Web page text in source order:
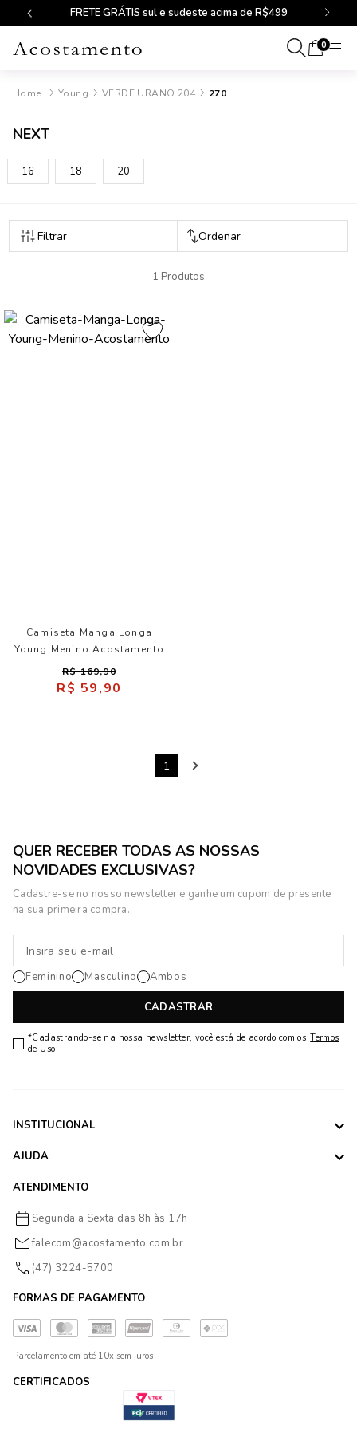
FRETE GRÁTIS sul e sudeste acima de R$499
0
Young VERDE URANO 204 270
NEXT
16 18 20
1 Produtos
Camiseta Manga Longa
Young Menino Acostamento
R$ 169,90
R$ 59,90
1
QUER RECEBER TODAS AS NOSSAS
NOVIDADES EXCLUSIVAS?
Cadastre-se no nosso newsletter e ganhe um cupom de presente
na sua primeira compra.
CADASTRAR
Feminino Masculino Ambos
*Cadastrando-se na nossa newsletter, você está de acordo com os Termos
de Uso
INSTITUCIONAL
AJUDA
ATENDIMENTO
Segunda a Sexta das 8h às 17h
falecom@acostamento.com.br
(47) 3224-5700
FORMAS DE PAGAMENTO
Parcelamento em até 10x sem juros
CERTIFICADOS